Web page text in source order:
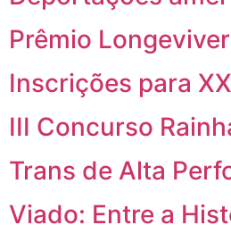
Prêmio
Inscrições para
III Concurso
Trans de Alta
Viado: Entre a